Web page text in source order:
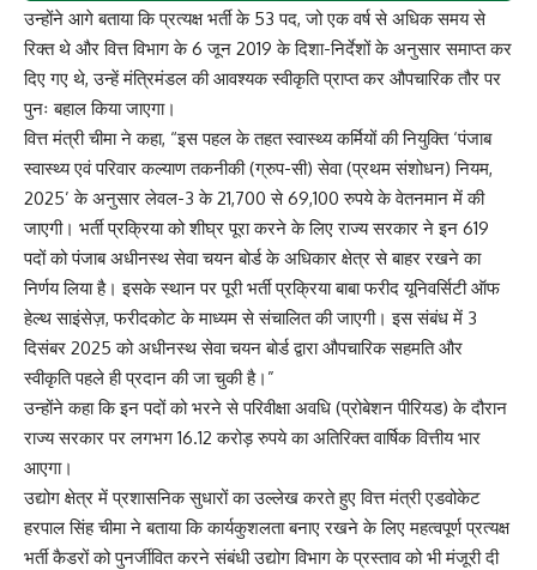
उन्होंने आगे बताया कि प्रत्यक्ष भर्ती के 53 पद, जो एक वर्ष से अधिक समय से
रिक्त थे और वित्त विभाग के 6 जून 2019 के दिशा-निर्देशों के अनुसार समाप्त कर
दिए गए थे, उन्हें मंत्रिमंडल की आवश्यक स्वीकृति प्राप्त कर औपचारिक तौर पर
पुनः बहाल किया जाएगा।
वित्त मंत्री चीमा ने कहा, “इस पहल के तहत स्वास्थ्य कर्मियों की नियुक्ति ‘पंजाब
स्वास्थ्य एवं परिवार कल्याण तकनीकी (ग्रुप-सी) सेवा (प्रथम संशोधन) नियम,
2025’ के अनुसार लेवल-3 के 21,700 से 69,100 रुपये के वेतनमान में की
जाएगी। भर्ती प्रक्रिया को शीघ्र पूरा करने के लिए राज्य सरकार ने इन 619
पदों को पंजाब अधीनस्थ सेवा चयन बोर्ड के अधिकार क्षेत्र से बाहर रखने का
निर्णय लिया है। इसके स्थान पर पूरी भर्ती प्रक्रिया बाबा फरीद यूनिवर्सिटी ऑफ
हेल्थ साइंसेज़, फरीदकोट के माध्यम से संचालित की जाएगी। इस संबंध में 3
दिसंबर 2025 को अधीनस्थ सेवा चयन बोर्ड द्वारा औपचारिक सहमति और
स्वीकृति पहले ही प्रदान की जा चुकी है।”
उन्होंने कहा कि इन पदों को भरने से परिवीक्षा अवधि (प्रोबेशन पीरियड) के दौरान
राज्य सरकार पर लगभग 16.12 करोड़ रुपये का अतिरिक्त वार्षिक वित्तीय भार
आएगा।
उद्योग क्षेत्र में प्रशासनिक सुधारों का उल्लेख करते हुए वित्त मंत्री एडवोकेट
हरपाल सिंह चीमा ने बताया कि कार्यकुशलता बनाए रखने के लिए महत्वपूर्ण प्रत्यक्ष
भर्ती कैडरों को पुनर्जीवित करने संबंधी उद्योग विभाग के प्रस्ताव को भी मंजूरी दी